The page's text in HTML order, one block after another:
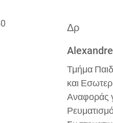
Δρ
Τμήμα
και
Αναφοράς